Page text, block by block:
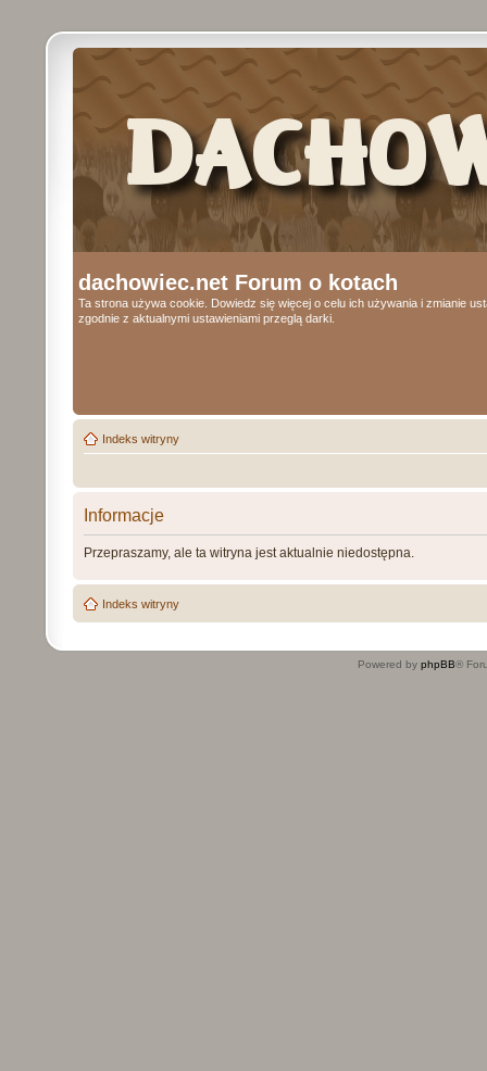
dachowiec.net Forum o kotach
Ta strona używa cookie. Dowiedz się więcej o celu ich używania i zmianie
zgodnie z aktualnymi ustawieniami przeglą darki.
Indeks witryny
Informacje
Przepraszamy, ale ta witryna jest aktualnie niedostępna.
Indeks witryny
Powered by phpBB®